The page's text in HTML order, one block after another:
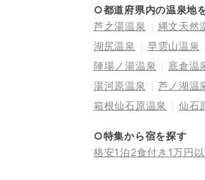
○都道府県内の温泉地
芦之湯温泉
縄文天然
湖尻温泉
早雲山温泉
陣場ノ湯温泉
底倉温
湯河原温泉
芦ノ湖温
箱根仙石原温泉
仙石
○特集から宿を探す
格安1泊2食付き1万円